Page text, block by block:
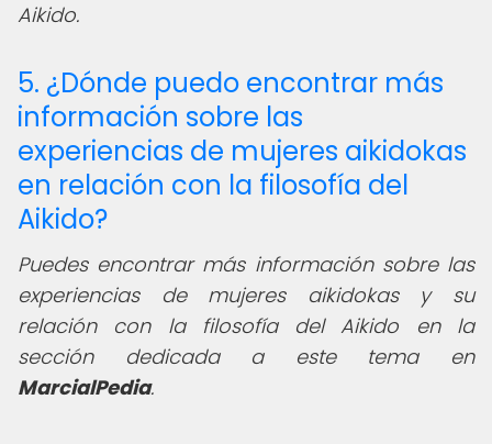
Aikido.
5. ¿Dónde puedo encontrar más
información sobre las
experiencias de mujeres aikidokas
en relación con la filosofía del
Aikido?
Puedes encontrar más información sobre las
experiencias de mujeres aikidokas y su
relación con la filosofía del Aikido en la
sección dedicada a este tema en
MarcialPedia.